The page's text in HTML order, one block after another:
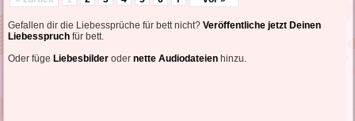
Gefallen dir die Liebessprüche für bett nicht?Veröffentliche jetzt Deinen
Liebesspruch für bett.
Oder füge Liebesbilder odernette Audiodateien hinzu.